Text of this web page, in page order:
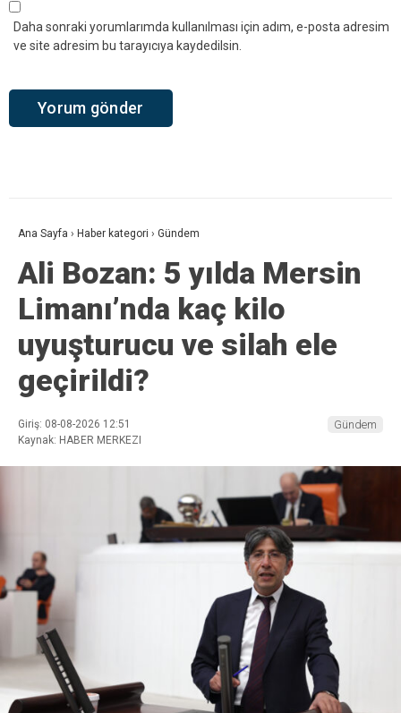
Daha sonraki yorumlarımda kullanılması için adım, e-posta adresim
ve site adresim bu tarayıcıya kaydedilsin.
Ana Sayfa › Haber kategori › Gündem
Ali Bozan: 5 yılda Mersin
Limanı’nda kaç kilo
uyuşturucu ve silah ele
geçirildi?
Giriş: 08-08-2026 12:51
Kaynak: HABER MERKEZI
Gündem